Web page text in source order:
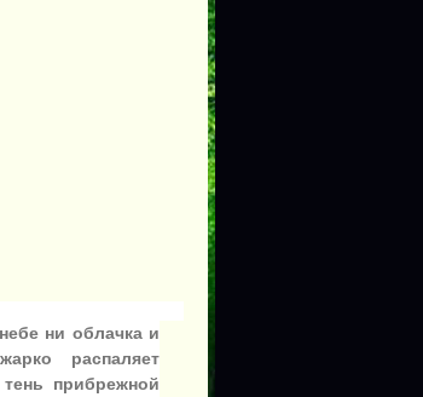
ни облачка и
распаляет
прибрежной